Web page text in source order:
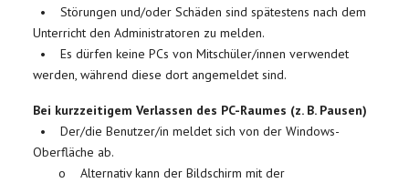
• Störungen und/oder Schäden sind spätestens nach dem
Unterricht den Administratoren zu melden.
• Es dürfen keine PCs von Mitschüler/innen verwendet
werden, während diese dort angemeldet sind.
Bei kurzzeitigem Verlassen des PC-Raumes (z. B. Pausen)
• Der/die Benutzer/in meldet sich von der Windows-
Oberfläche ab.
o Alternativ kann der Bildschirm mit der